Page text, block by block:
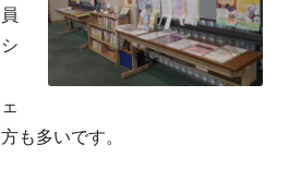
も多いです。